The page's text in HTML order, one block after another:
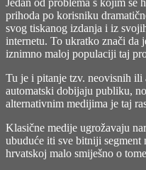
prihoda po korisniku
svog tiskanog izdanja i iz
internetu. To ukratko znači da
iznimno maloj populaciji taj
Tu je i pitanje tzv. neovisnih ili
automatski dobijaju publiku, no
alternativnim medijima je taj
Klasične medije ugrožavaju
ubuduće iti sve bitniji
hrvatskoj malo smiješno o